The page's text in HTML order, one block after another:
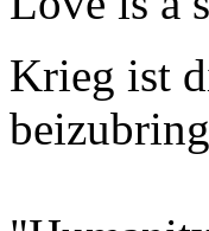
Krieg ist